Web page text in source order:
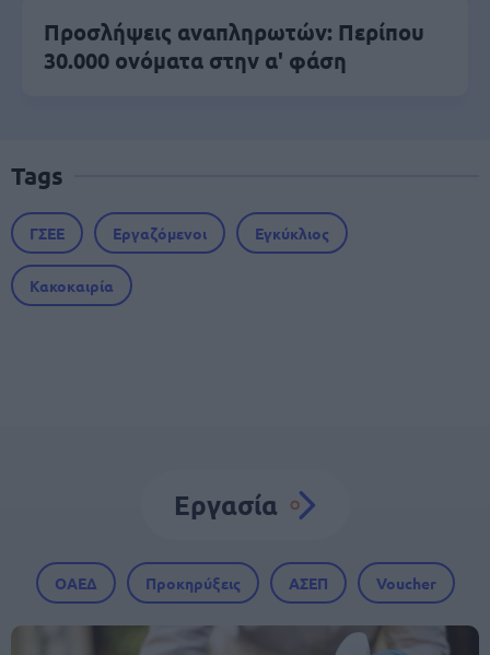
Προσλήψεις αναπληρωτών: Περίπου
30.000 ονόματα στην α' φάση
Tags
ΓΣΕΕ Εργαζόμενοι Εγκύκλιος
Κακοκαιρία
Εργασία
ΟΑΕΔ Προκηρύξεις ΑΣΕΠ Voucher